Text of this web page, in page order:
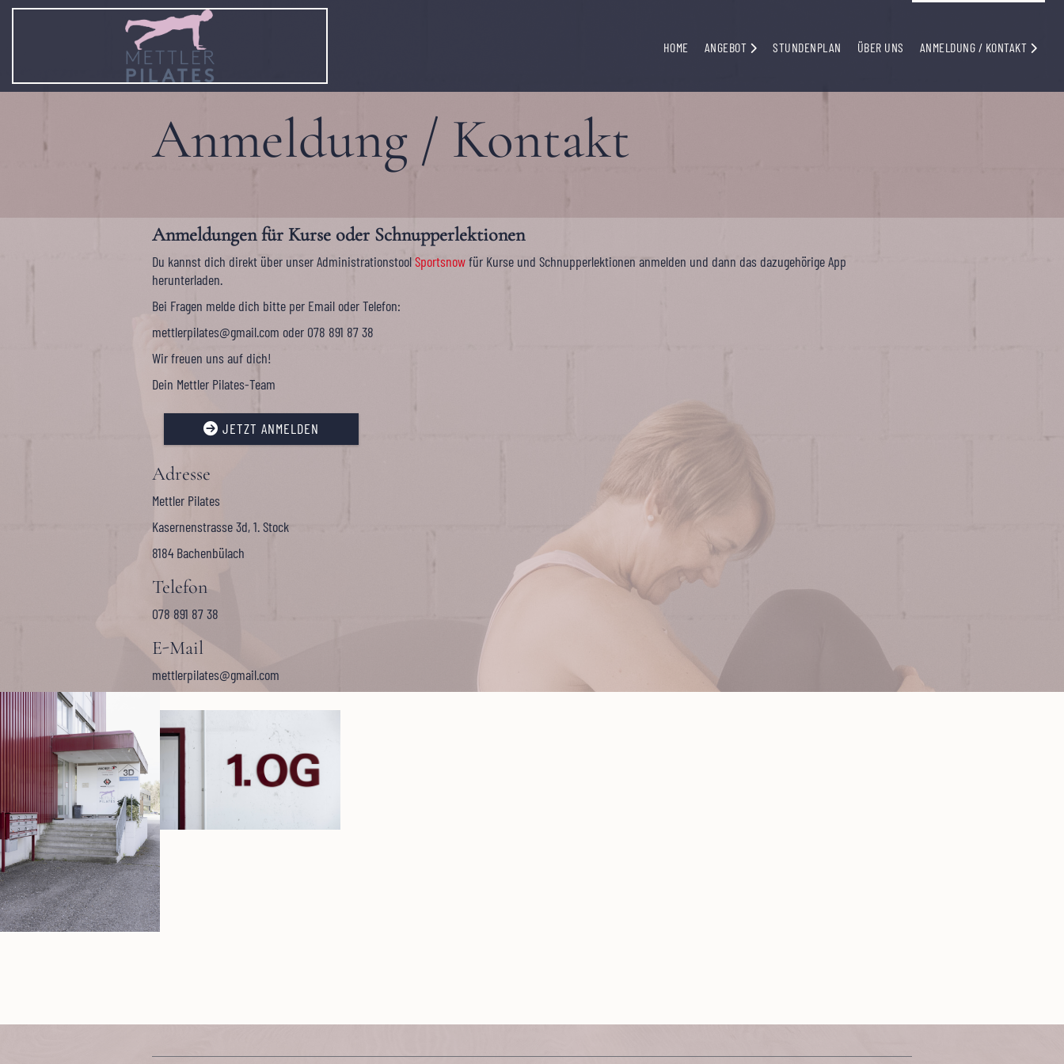
HOME ANGEBOT STUNDENPLAN ÜBER UNS ANMELDUNG / KONTAKT
Anmeldung / Kontakt
Anmeldungen für Kurse oder Schnupperlektionen
Du kannst dich direkt über unser AdministrationstoolSportsnowfür Kurse und Schnupperlektionen anmelden und dann das dazugehörige App
herunterladen.
Bei Fragen melde dich bitte per Email oder Telefon:
mettlerpilates@gmail.com oder 078 891 87 38
Wir freuen uns auf dich!
Dein Mettler Pilates-Team
 JETZT ANMELDEN
Adresse
Mettler Pilates
Kasernenstrasse 3d, 1. Stock
8184 Bachenbülach
Telefon
078 891 87 38
E-Mail
mettlerpilates@gmail.com